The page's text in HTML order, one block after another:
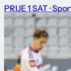
PRIJE 1 SAT ·